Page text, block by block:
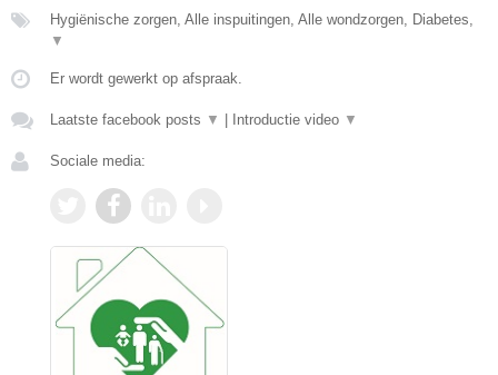
Hygiënische zorgen, Alle inspuitingen, Alle wondzorgen, Diabetes,
▼
Er wordt gewerkt op afspraak.
Laatste facebook posts ▼ | Introductie video ▼
Sociale media: